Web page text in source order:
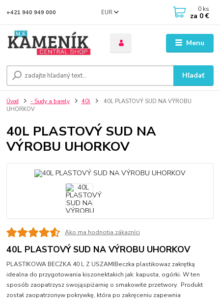
Menu
EUR
Hľadať
+421 940 949 000 0 ks
za 0 €
Úvod - Sudy a barely 40l
40L PLASTOVÝ SUD NA VÝROBU
UHORKOV
40L PLASTOVÝ SUD NA
VÝROBU UHORKOV
Ako ma hodnotia zákazníci
40L PLASTOVÝ SUD NA VÝROBU UHORKOV
PLASTIKOWA BECZKA 40 L Z USZAMIBeczka plastikowaz zakrętką
idealna do przygotowania kiszonektakich jak: kapusta, ogórki. W ten
sposób zaopatrzysz swojąspiżarnię o smakowite przetwory. Produkt
został zaopatrzonyw pokrywkę, która po zakręceniu zapewnia